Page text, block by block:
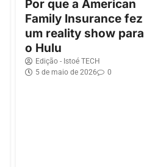
Por que a American
Family Insurance fez
um reality show para
o Hulu
Edição - Istoé TECH
5 de maio de 2026
0